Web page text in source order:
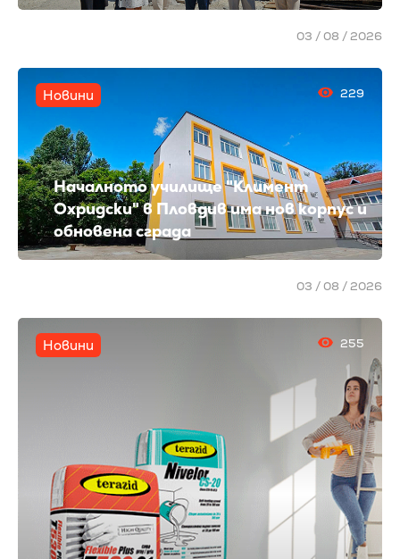
03 / 08 / 2026
Началното училище "Климент
Охридски" в Пловдив има нов корпус и
обновена сграда
Новини 229
03 / 08 / 2026
Новини 255